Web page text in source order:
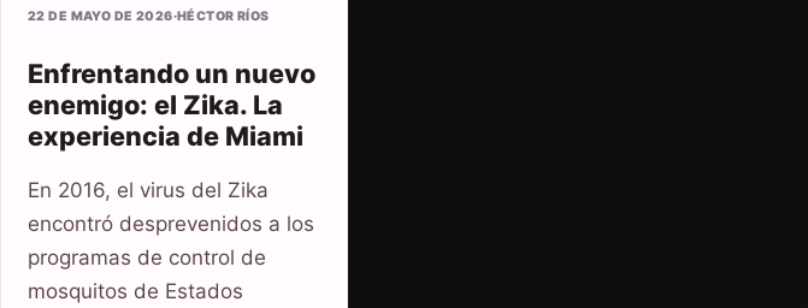
22 DE MAYO DE 2026·HÉCTOR RÍOS
Enfrentando un nuevo
enemigo: el Zika. La
experiencia de Miami
En 2016, el virus del Zika
encontró desprevenidos a los
programas de control de
mosquitos de Estados